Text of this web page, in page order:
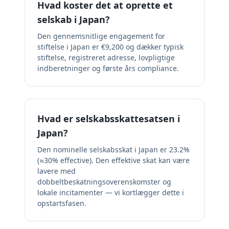
Hvad koster det at oprette et
selskab i Japan?
Den gennemsnitlige engagement for
stiftelse i Japan er €9,200 og dækker typisk
stiftelse, registreret adresse, lovpligtige
indberetninger og første års compliance.
Hvad er selskabsskattesatsen i
Japan?
Den nominelle selskabsskat i Japan er 23.2%
(≈30% effective). Den effektive skat kan være
lavere med
dobbeltbeskatningsoverenskomster og
lokale incitamenter — vi kortlægger dette i
opstartsfasen.